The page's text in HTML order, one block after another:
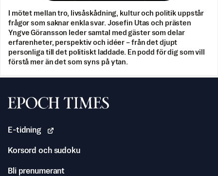
I mötet mellan tro, livsåskådning, kultur och politik uppstår
frågor som saknar enkla svar. Josefin Utas och prästen
Yngve Göransson leder samtal med gäster som delar
erfarenheter, perspektiv och idéer – från det djupt
personliga till det politiskt laddade. En podd för dig som vill
förstå mer än det som syns på ytan.
Svenska Epoch Times
E-tidning
Korsord och sudoku
Bli prenumerant